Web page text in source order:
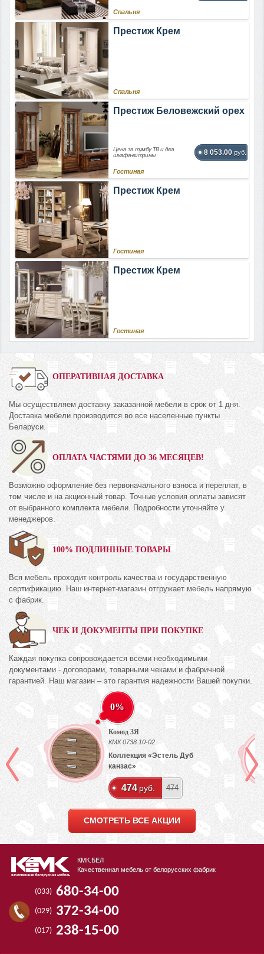
Спальня
Престиж Крем
Спальня
Престиж Беловежский орех
Цена за тумбу ТВ и два
шкафа-витрины
8 053.00 руб.
Гостиная
Престиж Крем
Гостиная
Престиж Крем
Гостиная
ОПЕРАТИВНАЯ ДОСТАВКА
Мы осуществляем доставку заказанной мебели в срок от 1 дня.
Доставка мебели производится во все населенные пункты
Беларуси.
ОПЛАТА ЧАСТЯМИ ДО 36 МЕСЯЦЕВ!
Возможно оформление без первоначального взноса и переплат, в
том числе и на акционный товар. Точные условия оплаты зависят
от выбранного комплекта мебели. Подробности уточняйте у
менеджеров.
100% ПОДЛИННЫЕ ТОВАРЫ
Вся мебель проходит контроль качества и государственную
сертификацию. Наш интернет-магазин отгружает мебель напрямую
с фабрик.
ЧЕК И ДОКУМЕНТЫ ПРИ ПОКУПКЕ
Каждая покупка сопровождается всеми необходимыми
документами - договорами, товарными чеками и фабричной
гарантией. Наш магазин – это гарантия надежности Вашей покупки.
0%
Комод 3Я
КМК 0738.10-02
Коллекция «Эстель Дуб
канзас»
474 руб. 474
СМОТРЕТЬ ВСЕ АКЦИИ
КМК.БЕЛ
Качественная мебель от белорусских фабрик
(033) 680-34-00
(029) 372-34-00
(017) 238-15-00